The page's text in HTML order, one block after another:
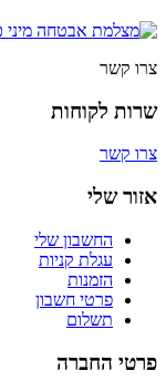
צרו קשר
שרות לקוחות
צרו קשר
אזור שלי
החשבון שלי
עגלת קניות
הזמנות
פרטי חשבון
תשלום
פרטי החברה